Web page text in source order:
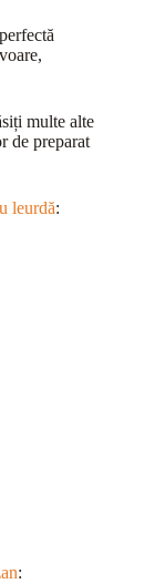
multe alte
de preparat
leurdă:
: